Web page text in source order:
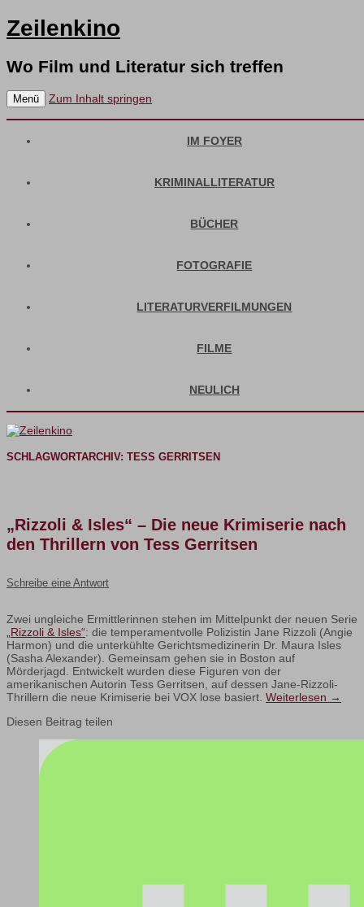
Zeilenkino
Wo Film und Literatur sich treffen
Menü Zum Inhalt springen
IM FOYER
KRIMINALLITERATUR
BÜCHER
FOTOGRAFIE
LITERATURVERFILMUNGEN
FILME
NEULICH
SCHLAGWORTARCHIV: TESS GERRITSEN
„Rizzoli & Isles“ – Die neue Krimiserie nach
den Thrillern von Tess Gerritsen
Schreibe eine Antwort
Zwei ungleiche Ermittlerinnen stehen im Mittelpunkt der neuen Serie
„Rizzoli & Isles“: die temperamentvolle Polizistin Jane Rizzoli (Angie
Harmon) und die unterkühlte Gerichtsmedizinerin Dr. Maura Isles
(Sasha Alexander). Gemeinsam gehen sie in Boston auf
Mörderjagd. Entwickelt wurden diese Figuren von der
amerikanischen Autorin Tess Gerritsen, auf dessen Jane-Rizzoli-
Thrillern die neue Krimiserie bei VOX lose basiert. Weiterlesen →
Diesen Beitrag teilen